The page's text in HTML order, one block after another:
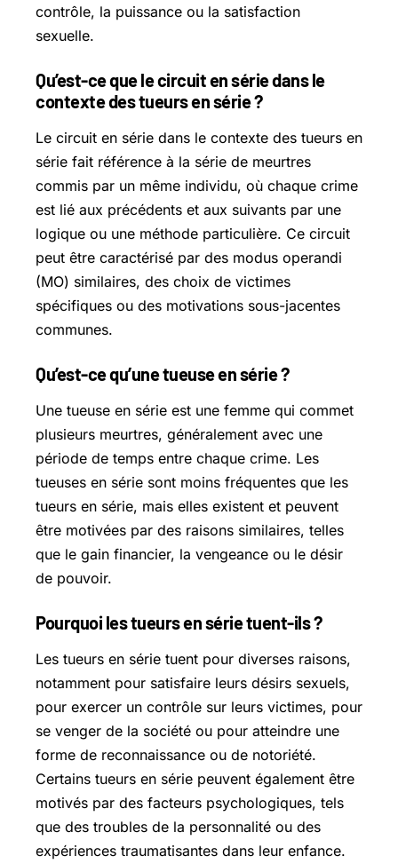
contrôle, la puissance ou la satisfaction
sexuelle.
Qu’est-ce que le circuit en série dans le
contexte des tueurs en série ?
Le circuit en série dans le contexte des tueurs en
série fait référence à la série de meurtres
commis par un même individu, où chaque crime
est lié aux précédents et aux suivants par une
logique ou une méthode particulière. Ce circuit
peut être caractérisé par des modus operandi
(MO) similaires, des choix de victimes
spécifiques ou des motivations sous-jacentes
communes.
Qu’est-ce qu’une tueuse en série ?
Une tueuse en série est une femme qui commet
plusieurs meurtres, généralement avec une
période de temps entre chaque crime. Les
tueuses en série sont moins fréquentes que les
tueurs en série, mais elles existent et peuvent
être motivées par des raisons similaires, telles
que le gain financier, la vengeance ou le désir
de pouvoir.
Pourquoi les tueurs en série tuent-ils ?
Les tueurs en série tuent pour diverses raisons,
notamment pour satisfaire leurs désirs sexuels,
pour exercer un contrôle sur leurs victimes, pour
se venger de la société ou pour atteindre une
forme de reconnaissance ou de notoriété.
Certains tueurs en série peuvent également être
motivés par des facteurs psychologiques, tels
que des troubles de la personnalité ou des
expériences traumatisantes dans leur enfance.